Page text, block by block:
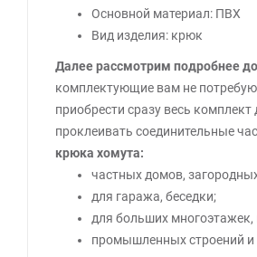
Основной материал: ПВХ
Вид изделия: крюк
Далее рассмотрим подробнее
комплектующие вам не
приобрести сразу весь
проклеивать соединительные
крюка хомута:
частных домов,
для гаража, беседки;
для больших многоэтажек,
промышленных строений и